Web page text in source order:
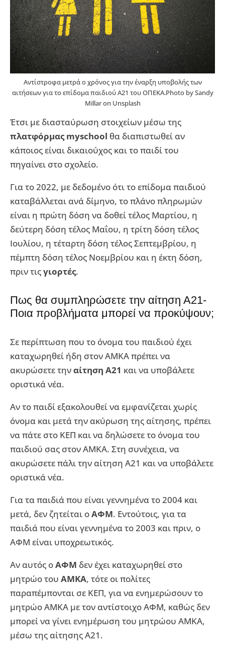
Αντίστροφα μετρά ο χρόνος για την έναρξη υποβολής των
αιτήσεων για το επίδομα παιδιού Α21 του ΟΠΕΚΑ.Photo by Sandy
Millar on Unsplash
Έτσι με διασταύρωση στοιχείων μέσω της
πλατφόρμας myschool θα διαπιστωθεί αν
κάποιος είναι δικαιούχος και το παιδί του
πηγαίνει στο σχολείο.
Για το 2022, με δεδομένο ότι το επίδομα παιδιού
καταβάλλεται ανά δίμηνο, το πλάνο πληρωμών
είναι η πρώτη δόση να δοθεί τέλος Μαρτίου, η
δεύτερη δόση τέλος Μαΐου, η τρίτη δόση τέλος
Ιουλίου, η τέταρτη δόση τέλος Σεπτεμβρίου, η
πέμπτη δόση τέλος Νοεμβρίου και η έκτη δόση,
πριν τιςγιορτές.
Πως θα συμπληρώσετε την αίτηση Α21-
Ποια προβλήματα μπορεί να προκύψουν;
Σε περίπτωση που το όνομα του παιδιού έχει
καταχωρηθεί ήδη στον ΑΜΚΑ πρέπει να
ακυρώσετε τηναίτηση Α21 και να υποβάλετε
οριστικά νέα.
Αν το παιδί εξακολουθεί να εμφανίζεται χωρίς
όνομα και μετά την ακύρωση της αίτησης, πρέπει
να πάτε στο ΚΕΠ και να δηλώσετε το όνομα του
παιδιού σας στον ΑΜΚΑ. Στη συνέχεια, να
ακυρώσετε πάλι την αίτηση Α21 και να υποβάλετε
οριστικά νέα.
Για τα παιδιά που είναι γεννημένα το 2004 και
μετά, δεν ζητείται οΑΦΜ. Εντούτοις, για τα
παιδιά που είναι γεννημένα το 2003 και πριν, ο
ΑΦΜ είναι υποχρεωτικός.
Αν αυτός οΑΦΜ δεν έχει καταχωρηθεί στο
μητρώο του ΑΜΚΑ, τότε οι πολίτες
παραπέμπονται σε ΚΕΠ, για να ενημερώσουν το
μητρώο ΑΜΚΑ με τον αντίστοιχο ΑΦΜ, καθώς δεν
μπορεί να γίνει ενημέρωση του μητρώου ΑΜΚΑ,
μέσω της αίτησης Α21.